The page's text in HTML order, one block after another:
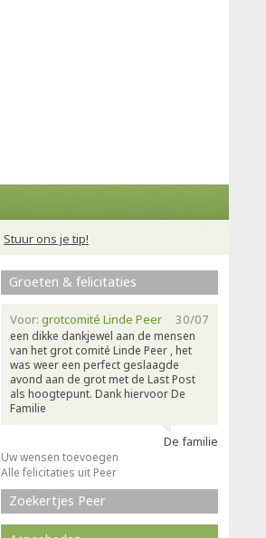
Stuur ons je tip!
Groeten & felicitaties
30/07
Voor: grotcomité Linde Peer
een dikke dankjewel aan de mensen
van het grot comité Linde Peer , het
was weer een perfect geslaagde
avond aan de grot met de Last Post
als hoogtepunt. Dank hiervoor De
Familie
De familie
Uw wensen toevoegen
Alle felicitaties uit Peer
Zoekertjes Peer